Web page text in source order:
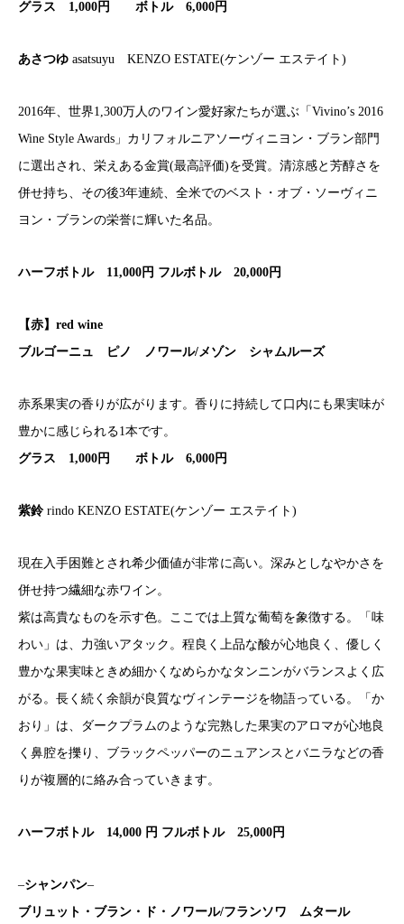
グラス 1,000円 ボトル 6,000円
あさつゆ asatsuyu KENZO ESTATE(ケンゾー エステイト)
2016年、世界1,300万人のワイン愛好家たちが選ぶ「Vivino’s 2016
Wine Style Awards」カリフォルニアソーヴィニヨン・ブラン部門
に選出され、栄えある金賞(最高評価)を受賞。清涼感と芳醇さを
併せ持ち、その後3年連続、全米でのベスト・オブ・ソーヴィニ
ヨン・ブランの栄誉に輝いた名品。
ハーフボトル 11,000円 フルボトル 20,000円
【赤】red wine
ブルゴーニュ ピノ ノワール/メゾン シャムルーズ
赤系果実の香りが広がります。香りに持続して口内にも果実味が
豊かに感じられる1本です。
グラス 1,000円 ボトル 6,000円
紫鈴rindo KENZO ESTATE(ケンゾー エステイト)
現在入手困難とされ希少価値が非常に高い。深みとしなやかさを
併せ持つ繊細な赤ワイン。
紫は高貴なものを示す色。ここでは上質な葡萄を象徴する。「味
わい」は、力強いアタック。程良く上品な酸が心地良く、優しく
豊かな果実味ときめ細かくなめらかなタンニンがバランスよく広
がる。長く続く余韻が良質なヴィンテージを物語っている。「か
おり」は、ダークプラムのような完熟した果実のアロマが心地良
く鼻腔を擽り、ブラックペッパーのニュアンスとバニラなどの香
りが複層的に絡み合っていきます。
ハーフボトル 14,000 円 フルボトル 25,000円
–シャンパン–
ブリュット・ブラン・ド・ノワール/フランソワ ムタール